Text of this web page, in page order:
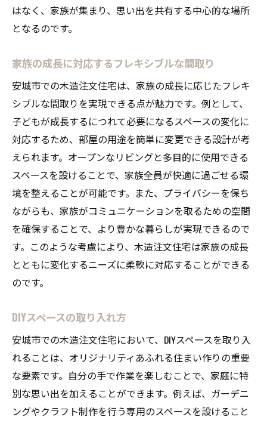
はなく、家族が集まり、思い出を共有する中心的な場所
となるのです。
家族の成長に対応するフレキシブルな間取り
安城市での木造注文住宅は、家族の成長に応じたフレキ
シブルな間取りを実現できる点が魅力です。例として、
子どもが成長するにつれて必要になるスペースの変化に
対応するため、部屋の用途を簡単に変更できる設計が考
えられます。オープンなリビングと多目的に使用できる
スペースを設けることで、家族全員が快適に過ごせる環
境を整えることが可能です。また、プライバシーを保ち
ながらも、家族がコミュニケーションを取るための空間
を確保することで、より豊かな暮らしが実現できるので
す。このような考慮により、木造注文住宅は家族の成長
とともに変化するニーズに柔軟に対応することができる
のです。
DIYスペースの取り入れ方
安城市での木造注文住宅において、DIYスペースを取り入
れることは、オリジナリティあふれる住まい作りの重要
な要素です。自分の手で作業を楽しむことで、家庭に特
別な思い出を加えることができます。例えば、ガーデニ
ングやクラフト制作を行う専用のスペースを設けること